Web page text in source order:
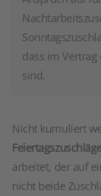
dass im Vertrag
sind.
Nicht kumuliert
arbeitet, der auf
nicht beide